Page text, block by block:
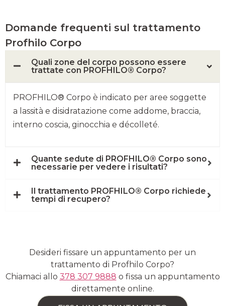
Domande frequenti sul trattamento
Profhilo Corpo
Quali zone del corpo possono essere
trattate con PROFHILO® Corpo?
PROFHILO® Corpo è indicato per aree soggette
a lassità e disidratazione come addome, braccia,
interno coscia, ginocchia e décolleté.
Quante sedute di PROFHILO® Corpo sono
necessarie per vedere i risultati?
Il trattamento PROFHILO® Corpo richiede
tempi di recupero?
Desideri fissare un appuntamento per un
trattamento di Profhilo Corpo?
Chiamaci allo 378 307 9888 o fissa un appuntamento
direttamente online.